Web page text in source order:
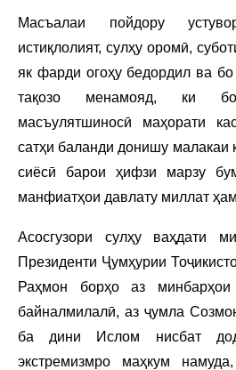
Масъалаи пойдору
истиқлолият, сулҳу оромӣ,
як фарди огоҳу бедордил ва
тақозо менамояд, ки
масъулятшиносӣ маҳорати
сатҳи баланди донишу малакаи
сиёсӣ барои ҳифзи марзу
манфиатҳои давлату миллат
Асосгузори сулҳу ваҳдати
Президенти Ҷумҳурии
Раҳмон борҳо аз минбарҳои
байналмилалӣ, аз ҷумла
ба дини Ислом нисбат
экстремизмро маҳкум